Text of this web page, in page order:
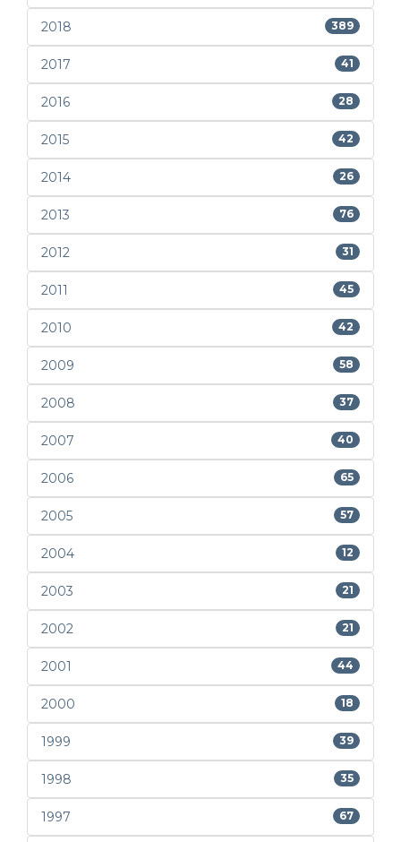
2018 389
2017 41
2016 28
2015 42
2014 26
2013 76
2012 31
2011 45
2010 42
2009 58
2008 37
2007 40
2006 65
2005 57
2004 12
2003 21
2002 21
2001 44
2000 18
1999 39
1998 35
1997 67